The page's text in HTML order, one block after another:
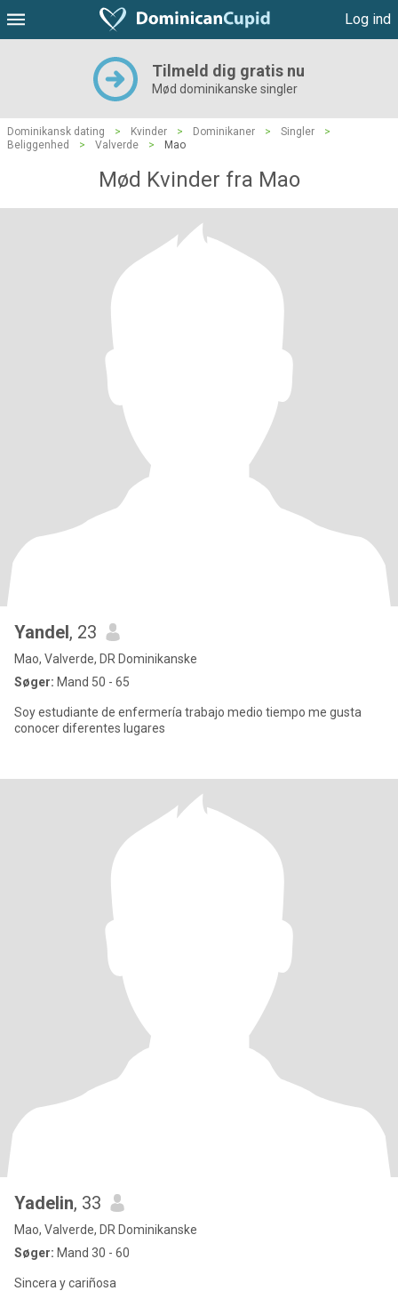
Log ind
Tilmeld dig gratis nu
Mød dominikanske singler
Dominikansk dating > Kvinder > Dominikaner > Singler
>
Beliggenhed
> Valverde > Mao
Mød Kvinder fra Mao
Yandel, 23
Mao, Valverde, DR Dominikanske
Søger: Mand 50 - 65
Soy estudiante de enfermería trabajo medio tiempo me gusta
conocer diferentes lugares
Yadelin, 33
Mao, Valverde, DR Dominikanske
Søger: Mand 30 - 60
Sincera y cariñosa